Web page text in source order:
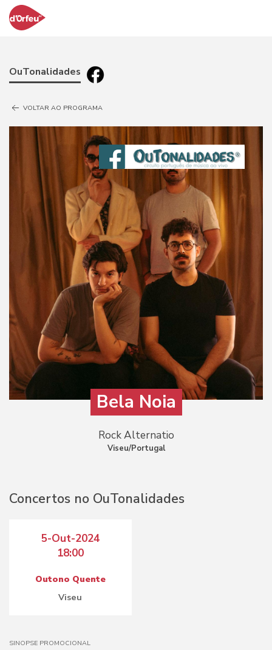
OuTonalidades
VOLTAR AO PROGRAMA
Bela Noia
Rock Alternatio
Viseu/Portugal
Concertos no OuTonalidades
5-Out-2024
18:00
Outono Quente
Viseu
SINOPSE PROMOCIONAL